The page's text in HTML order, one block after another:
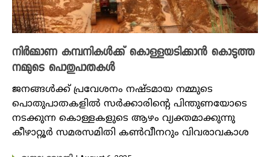
നിർമ്മാണ കമ്പനികൾക്ക് കൊള്ളയടിക്കാൻ കൊടുത്ത
നമ്മുടെ പൊതുപാതകൾ
ജനങ്ങൾക്ക് പ്രവേശനം നഷ്ടമായ നമ്മുടെ
പൊതുപാതകളിൽ സർക്കാരിന്റെ പിന്തുണയോടെ
നടക്കുന്ന കൊള്ളകളുടെ ആഴം വ്യക്തമാക്കുന്നു
കീഴാറ്റൂർ സമരസമിതി കൺവീനറും വിവരാവകാശ